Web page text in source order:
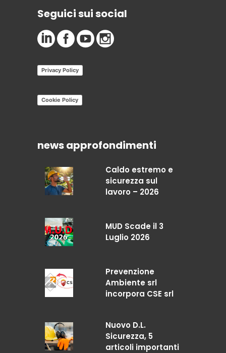
Seguici sui social
Privacy Policy
Cookie Policy
news approfondimenti
Caldo estremo e
sicurezza sul
lavoro – 2026
MUD Scade il 3
Luglio 2026
Prevenzione
Ambiente srl
incorpora CSE srl
Nuovo D.L.
Sicurezza, 5
articoli importanti